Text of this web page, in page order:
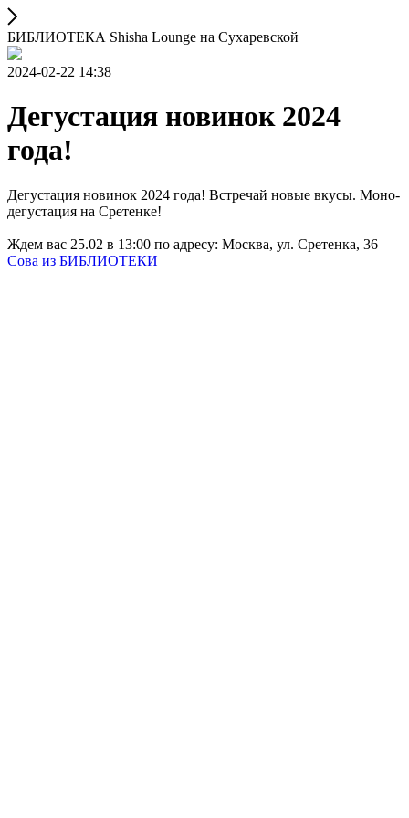
БИБЛИОТЕКА Shisha Lounge на Сухаревской
2024-02-22 14:38
Дегустация новинок 2024
года!
Дегустация новинок 2024 года! Встречай новые вкусы. Моно-
дегустация на Сретенке!
Ждем вас 25.02 в 13:00 по адресу: Москва, ул. Сретенка, 36
Сова из БИБЛИОТЕКИ